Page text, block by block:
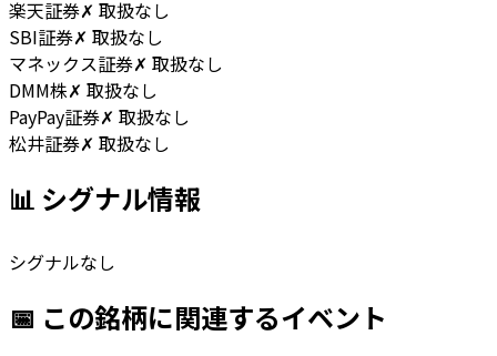
楽天証券✗ 取扱なし
SBI証券✗ 取扱なし
マネックス証券✗ 取扱なし
DMM株✗ 取扱なし
PayPay証券✗ 取扱なし
松井証券✗ 取扱なし
📊 シグナル情報
シグナルなし
📅 この銘柄に関連するイベント